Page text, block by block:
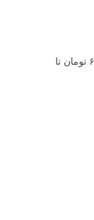
محدوده قیمت: ۶۰,۰۰۰ تومان تا